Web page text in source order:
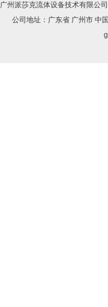
广州派莎克流体设备技术有限公司
公司地址：广东省 广州市 中